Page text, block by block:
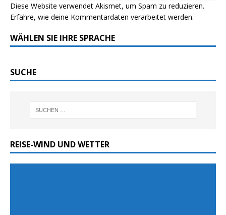
Diese Website verwendet Akismet, um Spam zu reduzieren.
Erfahre, wie deine Kommentardaten verarbeitet werden.
WÄHLEN SIE IHRE SPRACHE
SUCHE
REISE-WIND UND WETTER